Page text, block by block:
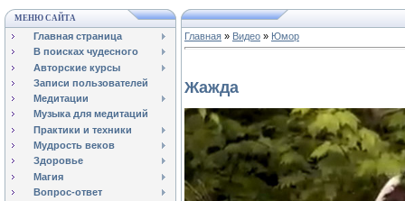
МЕНЮ САЙТА
Главная страница
В поисках чудесного
Авторские курсы
Записи пользователей
Медитации
Музыка для медитаций
Практики и техники
Мудрость веков
Здоровье
Магия
Вопрос-ответ
Главная » Видео » Юмор
Жажда